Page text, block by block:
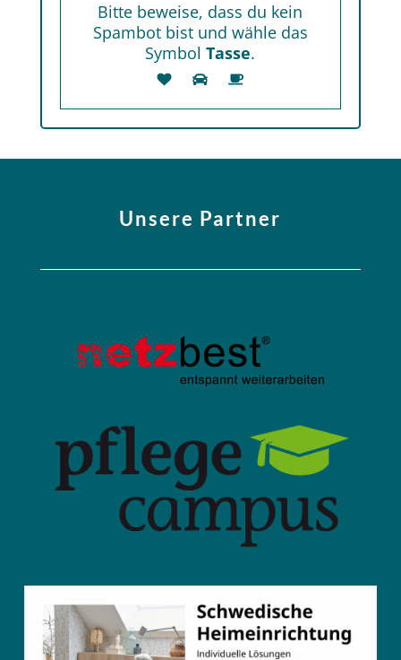
Bitte beweise, dass du kein
Spambot bist und wähle das
Symbol Tasse.
Unsere Partner